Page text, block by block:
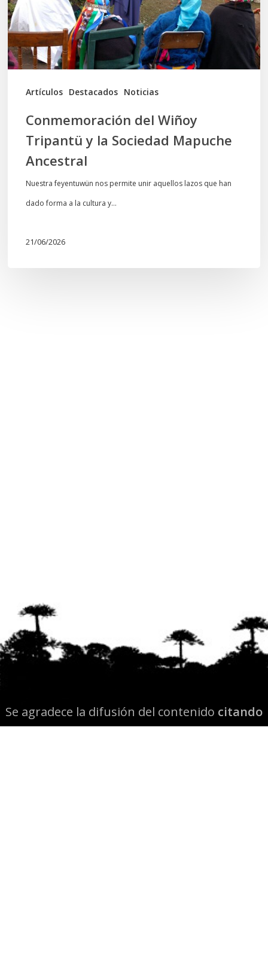
Artículos Destacados Noticias
la
Sociedad
Mapuche
Ancestral
Conmemoración del Wiñoy
Tripantü y la Sociedad Mapuche
Ancestral
Nuestra feyentuwün nos permite unir aquellos lazos que han
dado forma a la cultura y…
21/06/2026
Se agradece la difusión del contenido citando
la fuente www.mapuexpress.org